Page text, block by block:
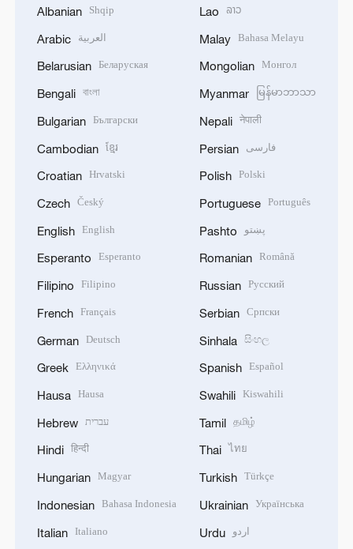
Albanian Shqip
Arabic العربية
Belarusian Беларуская
Bengali বাংলা
Bulgarian Български
Cambodian ខ្មែរ
Croatian Hrvatski
Czech Český
English English
Esperanto Esperanto
Filipino Filipino
French Français
German Deutsch
Greek Ελληνικά
Hausa Hausa
Hebrew עברית
Hindi हिन्दी
Hungarian Magyar
Indonesian Bahasa Indonesia
Italian Italiano
Lao ລາວ
Malay Bahasa Melayu
Mongolian Монгол
Myanmar မြန်မာဘာသာ
Nepali नेपाली
Persian فارسی
Polish Polski
Portuguese Português
Pashto پښتو
Romanian Română
Russian Русский
Serbian Српски
Sinhala සිංහල
Spanish Español
Swahili Kiswahili
Tamil தமிழ்
Thai ไทย
Turkish Türkçe
Ukrainian Українська
Urdu اردو